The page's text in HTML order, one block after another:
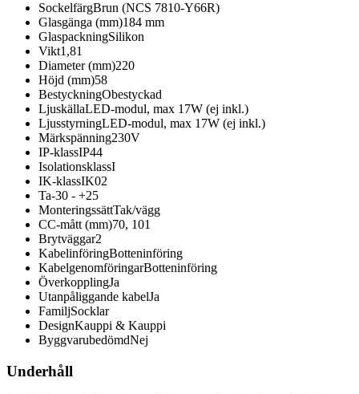
SockelfärgBrun (NCS 7810-Y66R)
Glasgänga (mm)184 mm
GlaspackningSilikon
Vikt1,81
Diameter (mm)220
Höjd (mm)58
BestyckningObestyckad
LjuskällaLED-modul, max 17W (ej inkl.)
LjusstyrningLED-modul, max 17W (ej inkl.)
Märkspänning230V
IP-klassIP44
IsolationsklassI
IK-klassIK02
Ta-30 - +25
MonteringssättTak/vägg
CC-mått (mm)70, 101
Brytväggar2
KabelinföringBotteninföring
KabelgenomföringarBotteninföring
ÖverkopplingJa
Utanpåliggande kabelJa
FamiljSocklar
DesignKauppi & Kauppi
ByggvarubedömdNej
Underhåll